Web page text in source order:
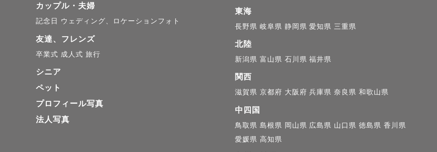
その場に溶け込んだ自然な姿を大切にしています。
「ちゃんと撮らなきゃ」ではなく、
その時間を楽しんでいただくことを何より大切にしています。
撮影そのものが、
「楽しかったね」と思い出せる時間になるよう心がけています。
カップル・夫婦
記念日 ウェディング、ロケーションフォト
友達、フレンズ
卒業式 成人式 旅行
シニア
ペット
プロフィール写真
法人写真
東海
長野県 岐阜県 静岡県 愛知県 三重県
北陸
新潟県 富山県 石川県 福井県
関西
滋賀県 京都府 大阪府 兵庫県 奈良県 和歌山県
中四国
鳥取県 島根県 岡山県 広島県 山口県 徳島県 香川県
愛媛県 高知県